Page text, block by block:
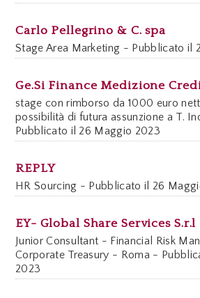
Carlo Pellegrino & C. spa
Stage Area Marketing - Pubblicato il
Ge.Si Finance Medizione
stage con rimborso da 1000 euro
possibilità di futura assunzione a T.
Pubblicato il 26 Maggio 2023
REPLY
HR Sourcing - Pubblicato il 26
EY- Global Share Services S.r.l
Junior Consultant - Financial Risk
Corporate Treasury - Roma -
2023